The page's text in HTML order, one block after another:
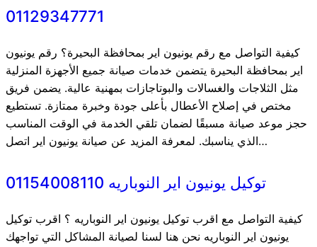
01129347771
كيفية التواصل مع رقم يونيون اير بمحافظة البحيرة؟ رقم يونيون
اير بمحافظة البحيرة يتضمن خدمات صيانة جميع الأجهزة المنزلية
مثل الثلاجات والغسالات والبوتاجازات بمهنية عالية. يضمن فريق
مختص في إصلاح الأعطال بأعلى جودة وخبرة ممتازة. تستطيع
حجز موعد صيانة مسبقًا لضمان تلقي الخدمة في الوقت المناسب
الذي يناسبك. لمعرفة المزيد عن صيانة يونيون اير اتصل…
توكيل يونيون اير النوباريه 01154008110
كيفية التواصل مع اقرب توكيل يونيون اير النوباريه ؟ اقرب توكيل
يونيون اير النوباريه نحن هنا لسنا لصيانة المشاكل التي تواجهك